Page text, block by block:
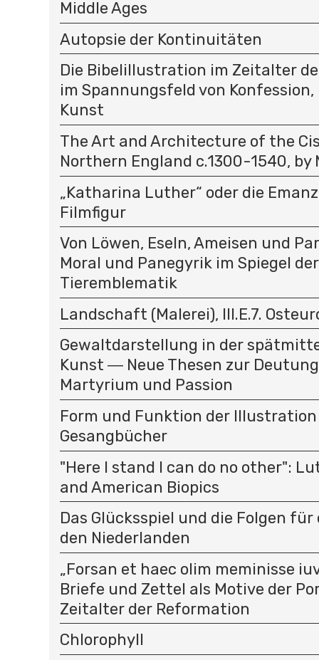
Middle Ages
Autopsie der Kontinuitäten
Die Bibelillustration im Zeitalter
im Spannungsfeld von Konfession,
Kunst
The Art and Architecture of the
Northern England c.1300-1540, by
„Katharina Luther“ oder die
Filmfigur
Von Löwen, Eseln, Ameisen und
Moral und Panegyrik im Spiegel der
Tieremblematik
Landschaft (Malerei), III.E.7.
Gewaltdarstellung in der
Kunst ― Neue Thesen zur
Martyrium und Passion
Form und Funktion der
Gesangbücher
"Here I stand I can do no other":
and American Biopics
Das Glücksspiel und die Folgen
den Niederlanden
„Forsan et haec olim meminisse
Briefe und Zettel als Motive der
Zeitalter der Reformation
Chlorophyll